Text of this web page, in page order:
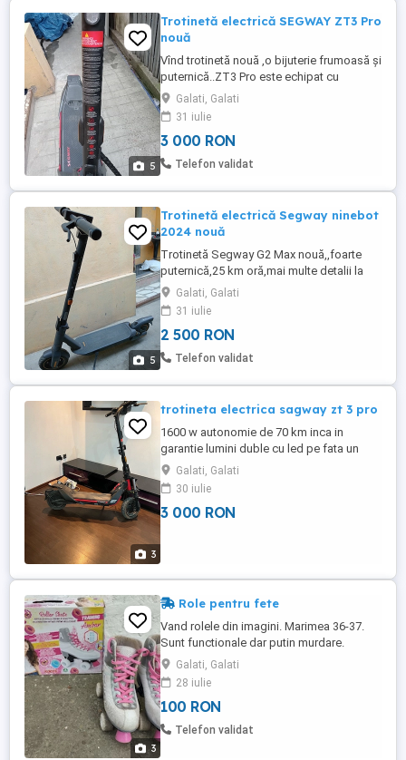
5
Trotinetă electrică SEGWAY ZT3 Pro
nouă
Vînd trotinetă nouă ,o bijuterie frumoasă și
puternică..ZT3 Pro este echipat cu
suspensie frontala dubla telescopica si
suspensie cu arcuri pe spate. Este
proiectat pentru a minimiza impactul
obstacolelor precum trotuare, gropi si alei
pietruite. Imbunatatit cu garda la sol la 152
Galati, Galati
31 iulie
3 000 RON
Telefon validat
5
Trotinetă electrică Segway ninebot
2024 nouă
Trotinetă Segway G2 Max nouă,,foarte
puternică,25 km oră,mai multe detalii la
telefon..
Galati, Galati
31 iulie
2 500 RON
Telefon validat
3
trotineta electrica sagway zt 3 pro
1600 w autonomie de 70 km inca in
garantie lumini duble cu led pe fata un
stop cu led pe spate samnalizari
suspensie dubla pe fata
Galati, Galati
30 iulie
3 000 RON
3
Role pentru fete
Vand rolele din imagini. Marimea 36-37.
Sunt functionale dar putin murdare.
Galati, Galati
28 iulie
100 RON
Telefon validat